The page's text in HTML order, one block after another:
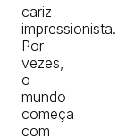
cariz
impressionista.
Por
vezes,
o
mundo
começa
com